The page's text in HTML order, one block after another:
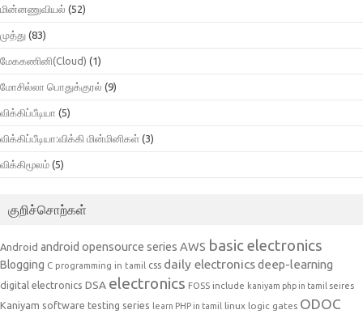
மின்னணுவியல் (52)
முத்து (83)
மேககணினி(Cloud) (1)
மோசில்லா பொதுக்குரல் (9)
விக்கிப்பீடியா (5)
விக்கிப்பீடியா:விக்கி மின்மினிகள் (3)
விக்கிமூலம் (5)
குறிச்சொற்கள்
Android android opensource series AWS basic electronics
Blogging C programming in tamil css daily electronicsdeep-learning
digital electronics DSA electronics FOSS include kaniyam php in tamil seires
Kaniyam software testing series learn PHP in tamil linux logic gates ODOC